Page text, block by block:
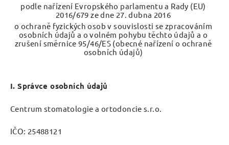
podle nařízení Evropského parlamentu a Rady (EU)
2016/679 ze dne 27. dubna 2016
o ochraně fyzických osob v souvislosti se zpracováním
osobních údajů a o volném pohybu těchto údajů a o
zrušení směrnice 95/46/ES (obecné nařízení o ochraně
osobních údajů)
I. Správce osobních údajů
Centrum stomatologie a ortodoncie s.r.o.
IČO: 25488121